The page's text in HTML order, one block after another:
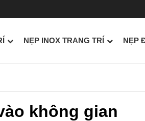
NẸP INOX TRANG TRÍ NẸP
không gian